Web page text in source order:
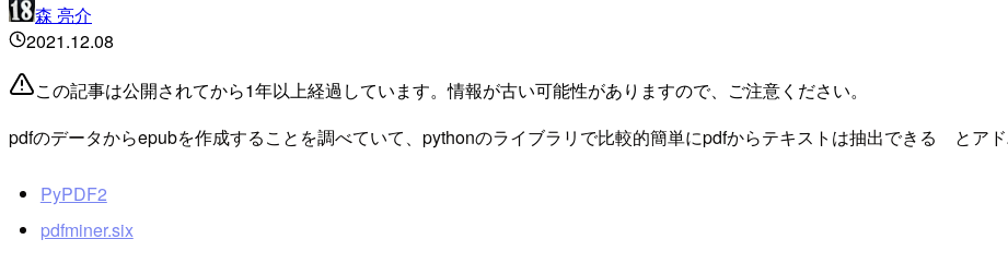
森 亮介
2021.12.08
この記事は公開されてから1年以上経過しています。情報が古い可能性がありますので、ご注意ください。
pdfのデータからepubを作成することを調べていて、pythonのライブラリで比較的簡単にpdfからテキストは抽出できる とア
PyPDF2
pdfminer.six